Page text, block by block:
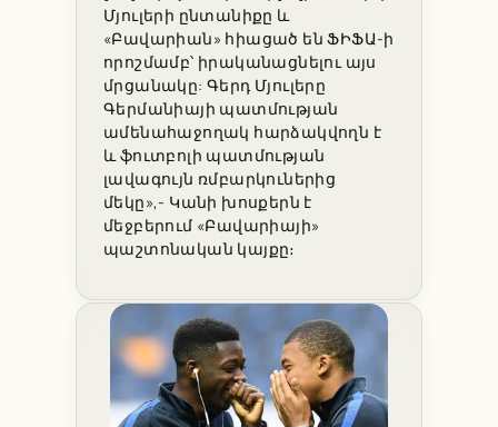
Մյուլերի ընտանիքը և
«Բավարիան» հիացած են ՖԻՖԱ-ի
որոշմամբ՝ իրականացնելու այս
մրցանակը: Գերդ Մյուլերը
Գերմանիայի պատմության
ամենահաջողակ հարձակվողն է
և ֆուտբոլի պատմության
լավագույն ռմբարկուներից
մեկը»,- ​​Կանի խոսքերն է
մեջբերում «Բավարիայի»
պաշտոնական կայքը։